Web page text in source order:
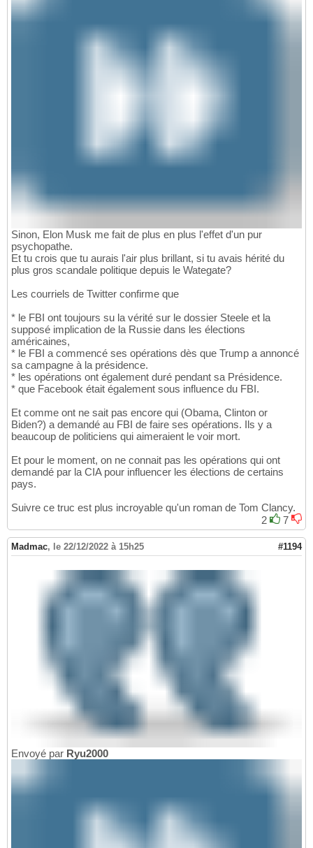
Sinon, Elon Musk me fait de plus en plus l'effet d'un pur
psychopathe.
Et tu crois que tu aurais l'air plus brillant, si tu avais hérité du
plus gros scandale politique depuis le Wategate?
Les courriels de Twitter confirme que
* le FBI ont toujours su la vérité sur le dossier Steele et la
supposé implication de la Russie dans les élections
américaines,
* le FBI a commencé ses opérations dès que Trump a annoncé
sa campagne à la présidence.
* les opérations ont également duré pendant sa Présidence.
* que Facebook était également sous influence du FBI.
Et comme ont ne sait pas encore qui (Obama, Clinton or
Biden?) a demandé au FBI de faire ses opérations. Ils y a
beaucoup de politiciens qui aimeraient le voir mort.
Et pour le moment, on ne connait pas les opérations qui ont
demandé par la CIA pour influencer les élections de certains
pays.
Suivre ce truc est plus incroyable qu'un roman de Tom Clancy.
2
7
Madmac, le 22/12/2022 à 15h25 #1194
Envoyé par Ryu2000